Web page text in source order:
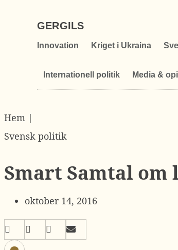
GERGILS
Innovation Kriget i Ukraina
Internationell politik Media &
Hem |
Svensk politik
Smart Samtal om
oktober 14, 2016